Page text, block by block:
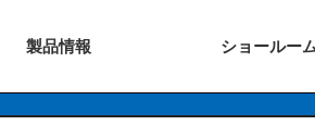
製品情報 ショールー